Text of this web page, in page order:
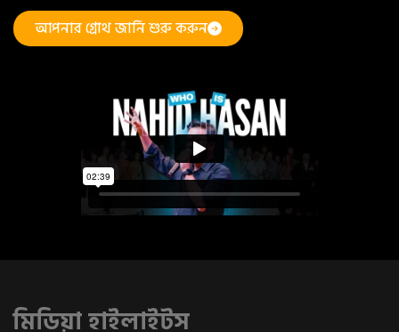
আপনার গ্রোথ জার্নি শুরু করুন
মিডিয়া হাইলাইটস